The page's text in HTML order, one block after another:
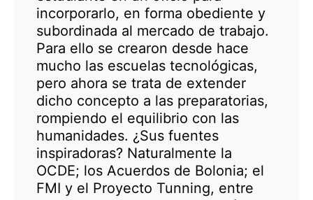
incorporarlo, en forma obediente y
subordinada al mercado de trabajo.
Para ello se crearon desde hace
mucho las escuelas tecnológicas,
pero ahora se trata de extender
dicho concepto a las preparatorias,
rompiendo el equilibrio con las
humanidades. ¿Sus fuentes
inspiradoras? Naturalmente la
OCDE; los Acuerdos de Bolonia; el
FMI y el Proyecto Tunning, entre